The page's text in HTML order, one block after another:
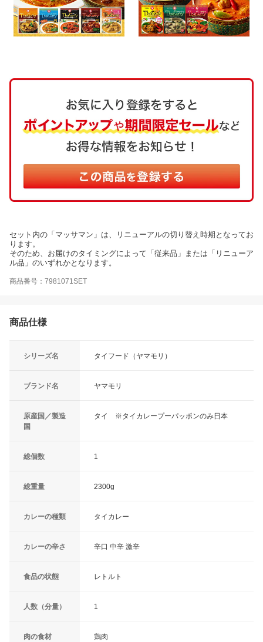
セット内の「マッサマン」は、リニューアルの切り替え時期となってお
ります。
そのため、お届けのタイミングによって「従来品」または「リニューア
ル品」のいずれかとなります。
商品番号：7981071SET
商品仕様
シリーズ名 タイフード（ヤマモリ）
ブランド名 ヤマモリ
原産国／製造
国
タイ ※タイカレープーパッポンのみ日本
総個数 1
総重量 2300g
カレーの種類 タイカレー
カレーの辛さ 辛口 中辛 激辛
食品の状態 レトルト
人数（分量） 1
肉の食材 鶏肉